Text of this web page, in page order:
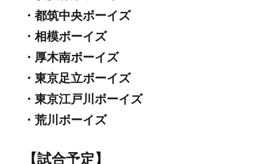
・都筑中央ボーイズ
・相模ボーイズ
・厚木南ボーイズ
・東京足立ボーイズ
・東京江戸川ボーイズ
・荒川ボーイズ
【試合予定】